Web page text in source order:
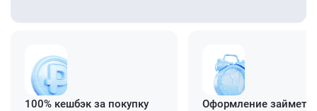
100% кешбэк за покупку
Оформление займет